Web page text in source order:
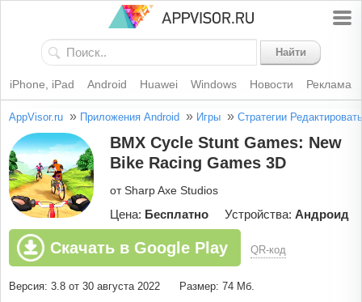
Найти
iPhone, iPad Android Huawei Windows Новости Реклама
AppVisor.ru » Приложения Android » Игры » Стратегии Редактировать
BMX Cycle Stunt Games: New
Bike Racing Games 3D
от Sharp Axe Studios
Цена: Бесплатно Устройства: Андроид
Скачать в Google Play QR-код
Версия: 3.8 от 30 августа 2022 Размер: 74 Мб.